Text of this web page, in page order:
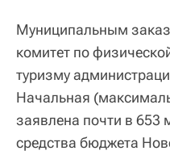
Муниципальным
комитет по
туризму
Начальная
заявлена почти в 653
средства бюджета